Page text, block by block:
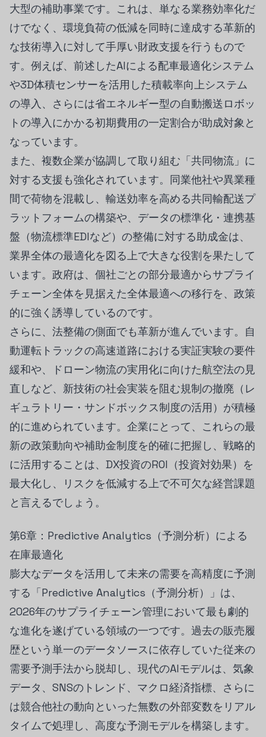
大型の補助事業です。これは、単なる業務効率化だ
けでなく、環境負荷の低減を同時に達成する革新的
な技術導入に対して手厚い財政支援を行うもので
す。例えば、前述したAIによる配車最適化システム
や3D体積センサーを活用した積載率向上システム
の導入、さらには省エネルギー型の自動搬送ロボッ
トの導入にかかる初期費用の一定割合が助成対象と
なっています。
また、複数企業が協調して取り組む「共同物流」に
対する支援も強化されています。同業他社や異業種
間で荷物を混載し、輸送効率を高める共同輸配送プ
ラットフォームの構築や、データの標準化・連携基
盤（物流標準EDIなど）の整備に対する助成金は、
業界全体の最適化を図る上で大きな役割を果たして
います。政府は、個社ごとの部分最適からサプライ
チェーン全体を見据えた全体最適への移行を、政策
的に強く誘導しているのです。
さらに、法整備の側面でも革新が進んでいます。自
動運転トラックの高速道路における実証実験の要件
緩和や、ドローン物流の実用化に向けた航空法の見
直しなど、新技術の社会実装を阻む規制の撤廃（レ
ギュラトリー・サンドボックス制度の活用）が積極
的に進められています。企業にとって、これらの最
新の政策動向や補助金制度を的確に把握し、戦略的
に活用することは、DX投資のROI（投資対効果）を
最大化し、リスクを低減する上で不可欠な経営課題
と言えるでしょう。
第6章：Predictive Analytics（予測分析）による
在庫最適化
膨大なデータを活用して未来の需要を高精度に予測
する「Predictive Analytics（予測分析）」は、
2026年のサプライチェーン管理において最も劇的
な進化を遂げている領域の一つです。過去の販売履
歴という単一のデータソースに依存していた従来の
需要予測手法から脱却し、現代のAIモデルは、気象
データ、SNSのトレンド、マクロ経済指標、さらに
は競合他社の動向といった無数の外部変数をリアル
タイムで処理し、高度な予測モデルを構築します。